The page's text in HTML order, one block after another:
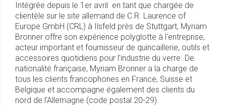
Intégrée depuis le 1er avril en tant que chargée de
clientèle sur le site allemand de C.R. Laurence of
Europe GmbH (CRL) à Ilsfeld près de Stuttgart, Myriam
Bronner offre son expérience polyglotte à l'entreprise,
acteur important et fournisseur de quincaillerie, outils et
accessoires quotidiens pour l’industrie du verre. De
nationalité française, Myriam Bronner a la charge de
tous les clients francophones en France, Suisse et
Belgique et accompagne également des clients du
nord de l’Allemagne (code postal 20-29).